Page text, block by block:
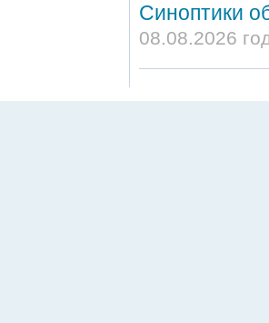
Синоптики
08.08.2026